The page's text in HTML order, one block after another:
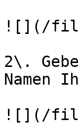
![](/
2\.
Namen
![](/